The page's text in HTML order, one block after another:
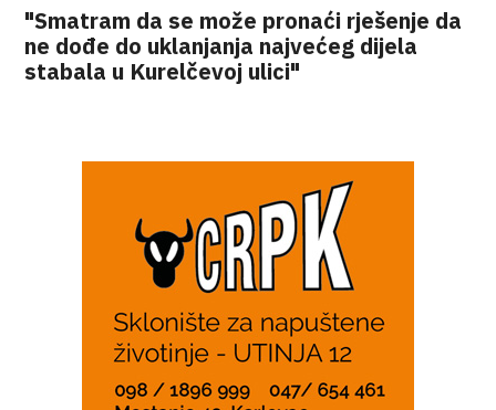
"Smatram da se može pronaći rješenje da
ne dođe do uklanjanja najvećeg dijela
stabala u Kurelčevoj ulici"